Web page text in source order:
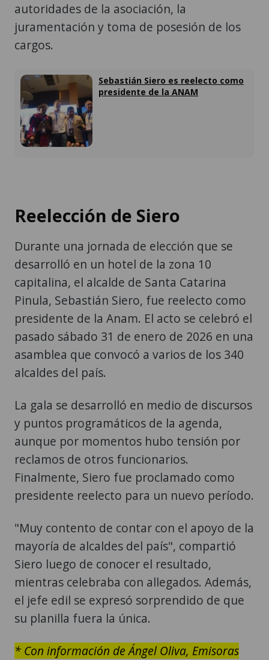
autoridades de la asociación, la
juramentación y toma de posesión de los
cargos.
Sebastián Siero es reelecto como
presidente de la ANAM
Reelección de Siero
Durante una jornada de elección que se
desarrolló en un hotel de la zona 10
capitalina, el alcalde de Santa Catarina
Pinula, Sebastián Siero, fue reelecto como
presidente de la Anam. El acto se celebró el
pasado sábado 31 de enero de 2026 en una
asamblea que convocó a varios de los 340
alcaldes del país.
La gala se desarrolló en medio de discursos
y puntos programáticos de la agenda,
aunque por momentos hubo tensión por
reclamos de otros funcionarios.
Finalmente, Siero fue proclamado como
presidente reelecto para un nuevo período.
"Muy contento de contar con el apoyo de la
mayoría de alcaldes del país", compartió
Siero luego de conocer el resultado,
mientras celebraba con allegados. Además,
el jefe edil se expresó sorprendido de que
su planilla fuera la única.
* Con información de Ángel Oliva, Emisoras